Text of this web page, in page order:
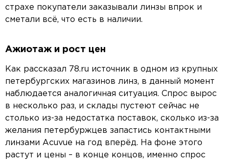
страхе покупатели заказывали линзы впрок и
сметали всё, что есть в наличии.
Ажиотаж и рост цен
Как рассказал 78.ru источник в одном из крупных
петербургских магазинов линз, в данный момент
наблюдается аналогичная ситуация. Спрос вырос
в несколько раз, и склады пустеют сейчас не
столько из-за недостатка поставок, сколько из-за
желания петербуржцев запастись контактными
линзами Acuvue на год вперёд. На фоне этого
растут и цены – в конце концов, именно спрос